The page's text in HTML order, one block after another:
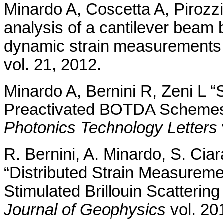
Minardo A, Coscetta A,
analysis of a cantilever beam
dynamic strain
vol. 21, 2012.
Minardo A, Bernini R, Zeni L
Preactivated BOTDA
Photonics Technology Letters
R. Bernini, A. Minardo, S.
“Distributed Strain
Stimulated Brillouin
Journal of Geophysics vol.